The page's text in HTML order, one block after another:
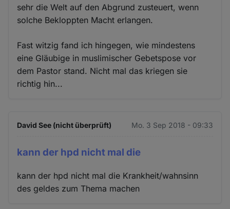
sehr die Welt auf den Abgrund zusteuert, wenn
solche Bekloppten Macht erlangen.
Fast witzig fand ich hingegen, wie mindestens
eine Gläubige in muslimischer Gebetspose vor
dem Pastor stand. Nicht mal das kriegen sie
richtig hin...
David See (nicht überprüft) Mo. 3 Sep 2018 - 09:33
kann der hpd nicht mal die
kann der hpd nicht mal die Krankheit/wahnsinn
des geldes zum Thema machen